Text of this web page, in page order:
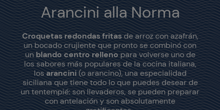
Arancini alla Norma
Croquetas redondas fritasde arroz con azafrán,
un bocado crujiente que pronto se combinó con
unblando centro rellenopara volverse uno de
los sabores más populares de la cocina italiana,
losarancini(o arancino), una especialidad
siciliana que tiene todo lo que puedes desear de
un tentempié: son llevaderos, se pueden preparar
con antelación y son absolutamente